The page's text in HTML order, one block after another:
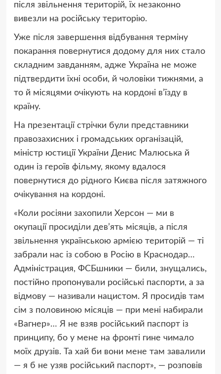
після звільнення територій, їх незаконно
вивезли на російську територію.
Уже після завершення відбування терміну
покарання повернутися додому для них стало
складним завданням, адже Україна не може
підтвердити їхні особи, й чоловіки тижнями, а
то й місяцями очікують на кордоні в’їзду в
країну.
На презентації стрічки були представники
правозахисних і громадських організацій,
міністр юстиції України Денис Малюська й
один із героїв фільму, якому вдалося
повернутися до рідного Києва після затяжного
очікування на кордоні.
«Коли росіяни захопили Херсон — ми в
окупації просиділи дев’ять місяців, а після
звільнення українською армією територій — ті
забрали нас із собою в Росію в Краснодар…
Адміністрация, ФСБшники — били, знущались,
постійно пропонували російські паспорти, а за
відмову — називали нацистом. Я просидів там
сім з половиною місяців — при мені набирали
«Вагнер»… Я не взяв російський паспорт із
принципу, бо у мене на фронті гине чимало
моїх друзів. Та хай би вони мене там завалили
— я б не узяв російський паспорт», — розповів